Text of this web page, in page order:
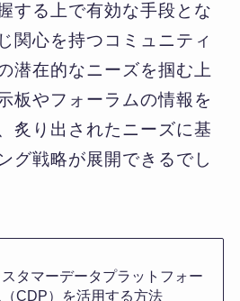
する上で有効な手段とな
関心を持つコミュニティ
潜在的なニーズを掴む上
板やフォーラムの情報を
炙り出されたニーズに基
グ戦略が展開できるでし
スタマーデータプラットフォー
（CDP）を活用する方法